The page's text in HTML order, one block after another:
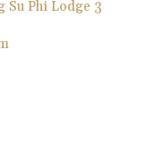
Su Phi Lodge 3